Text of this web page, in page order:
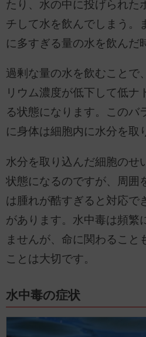
たり、水の中に投げられた
チして水を飲んでしまう。
に多すぎる量の水を飲んだ
過剰な量の水を飲むことで
リウム濃度が低下して低ナ
る状態になります。このバ
に身体は細胞内に水分を取
水分を取り込んだ細胞のせ
状態になるのですが、周囲
は腫れが酷すぎると対応で
があります。水中毒は頻繁
ませんが、命に関わること
ことは大切です。
水中毒の症状